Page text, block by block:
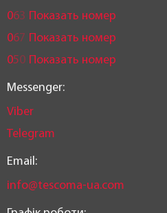
063 Показать номер
067 Показать номер
050 Показать номер
Messenger:
Viber
Telegram
Email:
info@tescoma-ua.com